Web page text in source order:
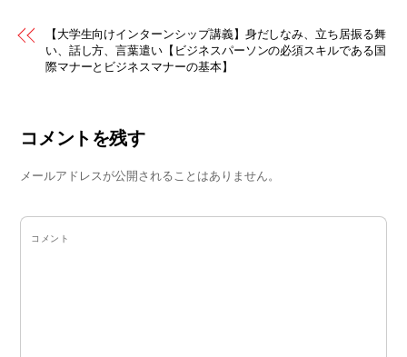
【大学生向けインターンシップ講義】身だしなみ、立ち居振る舞
い、話し方、言葉遣い【ビジネスパーソンの必須スキルである国
際マナーとビジネスマナーの基本】
コメントを残す
メールアドレスが公開されることはありません。
コメント